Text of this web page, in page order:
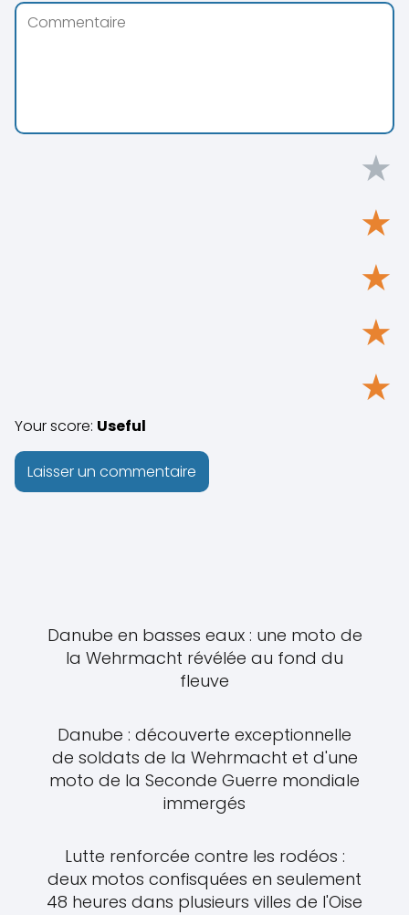
★
★
★
★
★
Your score: Useful
Danube en basses eaux : une moto de
la Wehrmacht révélée au fond du
fleuve
Danube : découverte exceptionnelle
de soldats de la Wehrmacht et d'une
moto de la Seconde Guerre mondiale
immergés
Lutte renforcée contre les rodéos :
deux motos confisquées en seulement
48 heures dans plusieurs villes de l'Oise